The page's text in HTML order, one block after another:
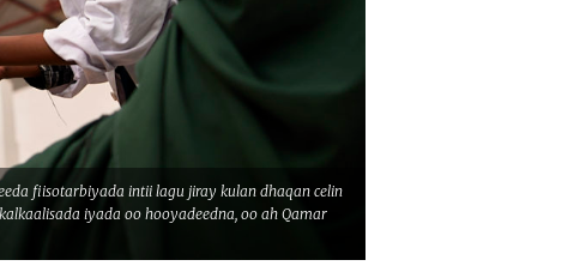
fiisotarbiyada intii lagu jiray kulan dhaqan celin
iyada oo hooyadeedna, oo ah Qamar